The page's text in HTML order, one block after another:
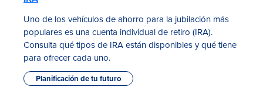
Uno de los vehículos de ahorro para la jubilación más
populares es una cuenta individual de retiro (IRA).
Consulta qué tipos de IRA están disponibles y qué tiene
para ofrecer cada uno.
Planificación de tu futuro